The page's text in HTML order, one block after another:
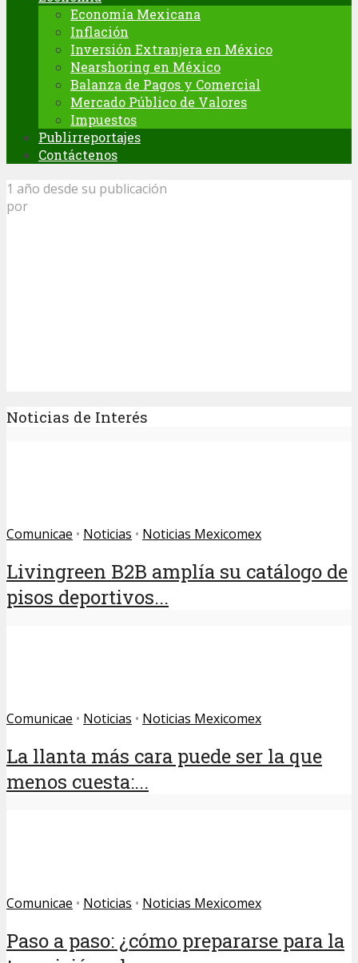
Economía Mexicana
Inflación
Inversión Extranjera en México
Nearshoring en México
Balanza de Pagos y Comercial
Mercado Público de Valores
Impuestos
Publirreportajes
Contáctenos
1 año desde su publicación
por
Noticias de Interés
Comunicae • Noticias • Noticias Mexicomex
Livingreen B2B amplía su catálogo de
pisos deportivos...
Comunicae • Noticias • Noticias Mexicomex
La llanta más cara puede ser la que
menos cuesta:...
Comunicae • Noticias • Noticias Mexicomex
Paso a paso: ¿cómo prepararse para la